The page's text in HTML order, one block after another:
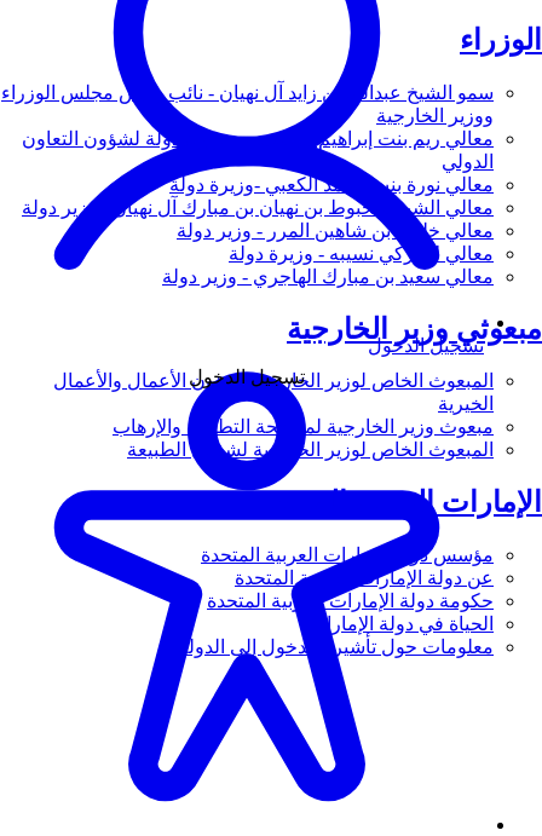
الوزراء
سمو الشيخ عبدالله بن زايد آل نهيان - نائب رئيس مجلس الوزراء
ووزير الخارجية
معالي ريم بنت إبراهيم الهاشمي - وزيرة دولة لشؤون التعاون
الدولي
معالي نورة بنت محمد الكعبي -وزيرة دولة
معالي الشيخ شخبوط بن نهيان بن مبارك آل نهيان - وزير دولة
معالي خليفة بن شاهين المرر - وزير دولة
معالي لانا زكي نسيبه - وزيرة دولة
معالي سعيد بن مبارك الهاجري - وزير دولة
مبعوثي وزير الخارجية
المبعوث الخاص لوزير الخارجية لشؤون الأعمال والأعمال
الخيرية
مبعوث وزير الخارجية لمكافحة التطرف والإرهاب
المبعوث الخاص لوزير الخارجية لشؤون الطبيعة
الإمارات العربية المتحدة
مؤسس دولة الإمارات العربية المتحدة
عن دولة الإمارات العربية المتحدة
حكومة دولة الإمارات العربية المتحدة
الحياة في دولة الإمارات
معلومات حول تأشيرة الدخول إلى الدولة
تسجيل الدخول
تسجيل الدخول